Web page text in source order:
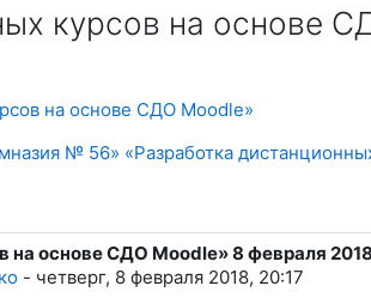
курсов на основе
на основе СДО Moodle»
№ 56» «Разработка
на основе СДО Moodle» 8 февраля
- четверг, 8 февраля 2018, 20:17